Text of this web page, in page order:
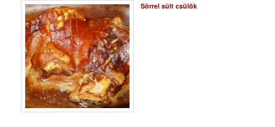
Sörrel sült csülök